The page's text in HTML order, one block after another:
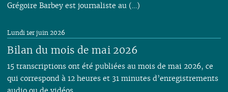
Grégoire Barbey est journaliste au (…)
Bilan du mois de mai 2026
Lundi 1er juin 2026
15 transcriptions ont été publiées au mois de mai 2026, ce
qui correspond à 12 heures et 31 minutes d’enregistrements